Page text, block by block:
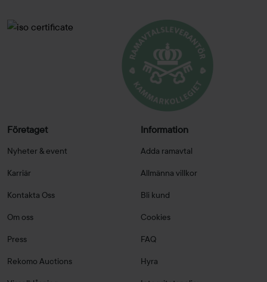
Företaget
Nyheter & event
Karriär
Kontakta Oss
Om oss
Press
Rekomo Auctions
Information
Adda ramavtal
Allmänna villkor
Bli kund
Cookies
FAQ
Hyra